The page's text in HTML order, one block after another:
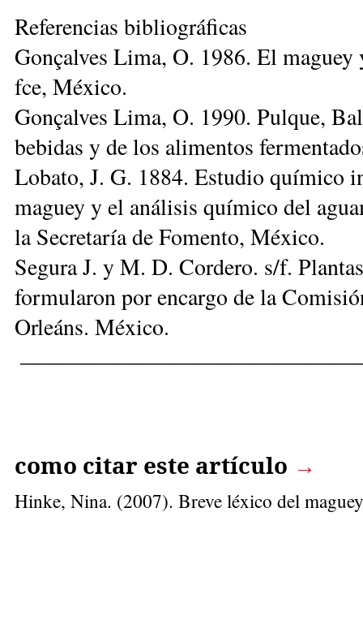
Re­fe­ren­cias bibliográficas
Gonçalves Lima, O. 1986. El
fce, México.
Gonçalves Lima, O. 1990. Pulque,
bebidas y de los alimentos
Lobato, J. G. 1884. Estudio químico
maguey y el análisis químico del
la Secretaría de Fomento, México.
Segura J. y M. D. Cordero. s/f.
formularon por encargo de la
Orleáns. México.
como citar este artículo →
Hinke, Nina. (2007). Breve léxico del